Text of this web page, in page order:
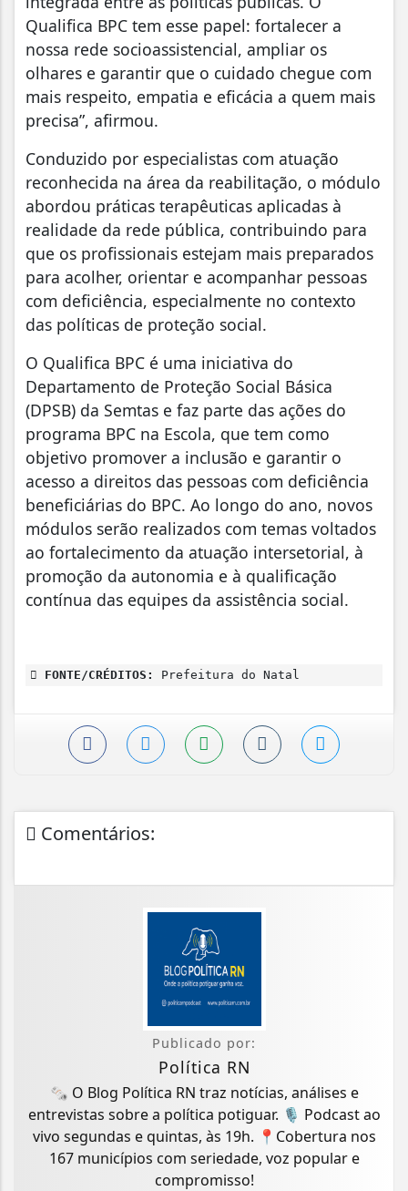
Qualifica BPC tem esse papel: fortalecer a
nossa rede socioassistencial, ampliar os
olhares e garantir que o cuidado chegue com
mais respeito, empatia e eficácia a quem mais
precisa”, afirmou.
Conduzido por especialistas com atuação
reconhecida na área da reabilitação, o módulo
abordou práticas terapêuticas aplicadas à
realidade da rede pública, contribuindo para
que os profissionais estejam mais preparados
para acolher, orientar e acompanhar pessoas
com deficiência, especialmente no contexto
das políticas de proteção social.
O Qualifica BPC é uma iniciativa do
Departamento de Proteção Social Básica
(DPSB) da Semtas e faz parte das ações do
programa BPC na Escola, que tem como
objetivo promover a inclusão e garantir o
acesso a direitos das pessoas com deficiência
beneficiárias do BPC. Ao longo do ano, novos
módulos serão realizados com temas voltados
ao fortalecimento da atuação intersetorial, à
promoção da autonomia e à qualificação
contínua das equipes da assistência social.
FONTE/CRÉDITOS: Prefeitura do Natal
Comentários:
Publicado por:
Política RN
🗞️ O Blog Política RN traz notícias, análises e
entrevistas sobre a política potiguar. 🎙️ Podcast ao
vivo segundas e quintas, às 19h. 📍Cobertura nos
167 municípios com seriedade, voz popular e
compromisso!